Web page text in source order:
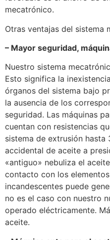
mecatrónico.
Otras ventajas del sistema
– Mayor seguridad,
Nuestro sistema
Esto significa la
órganos del sistema bajo
la ausencia de los
seguridad. Las máquinas
cuentan con resistencias
sistema de extrusión hasta
accidental de aceite a
«antiguo» nebuliza el
contacto con los
incandescentes puede
no es el caso con nuestro
operado eléctricamente.
aceite.